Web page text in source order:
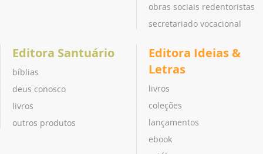
obras sociais redentoristas
secretariado vocacional
Editora Santuário
bíblias
deus conosco
livros
outros produtos
Editora Ideias &
Letras
livros
coleções
lançamentos
ebook